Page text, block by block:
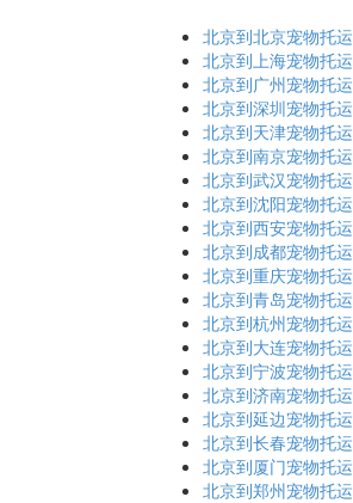
北京到北京宠物托运
北京到上海宠物托运
北京到广州宠物托运
北京到深圳宠物托运
北京到天津宠物托运
北京到南京宠物托运
北京到武汉宠物托运
北京到沈阳宠物托运
北京到西安宠物托运
北京到成都宠物托运
北京到重庆宠物托运
北京到青岛宠物托运
北京到杭州宠物托运
北京到大连宠物托运
北京到宁波宠物托运
北京到济南宠物托运
北京到延边宠物托运
北京到长春宠物托运
北京到厦门宠物托运
北京到郑州宠物托运